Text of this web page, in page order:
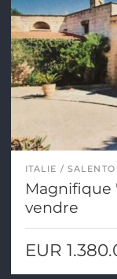
ITALIE SALENTO
Magnifique
vendre
EUR